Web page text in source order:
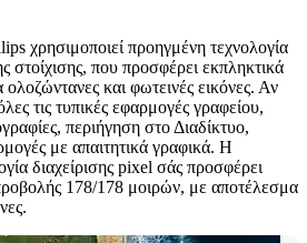
χρησιμοποιεί προηγμένη τεχνολογία
που προσφέρει εκπληκτικά
και φωτεινές εικόνες. Αν
τις τυπικές εφαρμογές γραφείου,
περιήγηση στο Διαδίκτυο,
με απαιτητικά γραφικά. Η
διαχείρισης pixel σάς προσφέρει
178/178 μοιρών, με αποτέλεσμα